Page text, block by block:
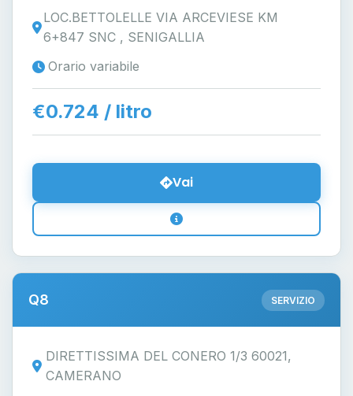
LOC.BETTOLELLE VIA ARCEVIESE KM
6+847 SNC , SENIGALLIA
Orario variabile
€0.724 / litro
Vai
Q8 SERVIZIO
DIRETTISSIMA DEL CONERO 1/3 60021,
CAMERANO